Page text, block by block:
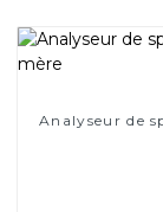
Analyseur de